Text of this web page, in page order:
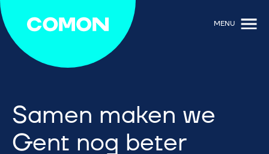
MENU
Samen maken we
Gent nog beter